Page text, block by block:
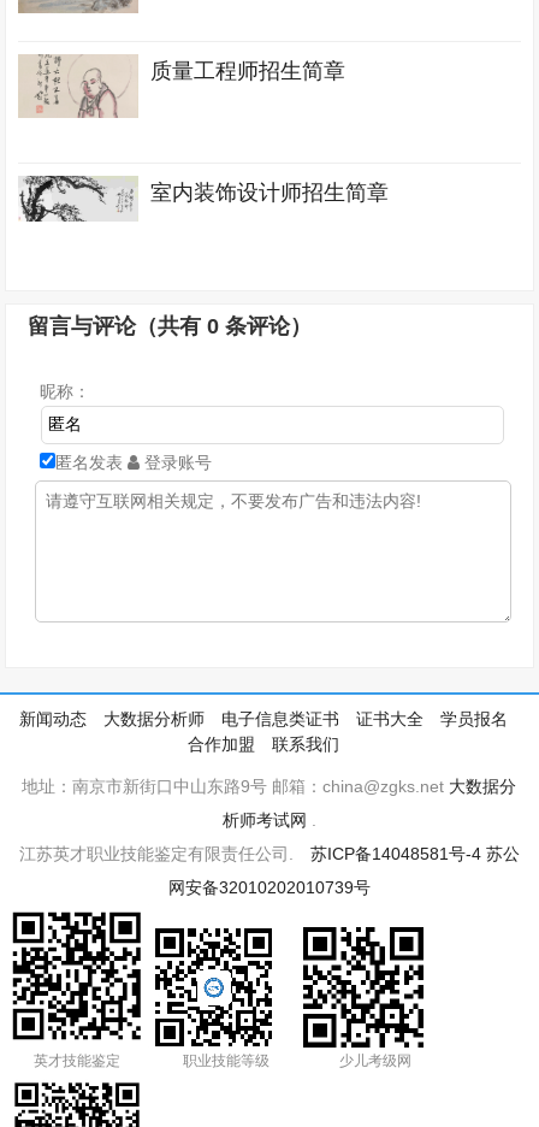
质量工程师招生简章
室内装饰设计师招生简章
留言与评论（共有0 条评论）
昵称：
匿名发表 登录账号
新闻动态 大数据分析师 电子信息类证书 证书大全
学员报名
合作加盟
联系我们
地址：南京市新街口中山东路9号 邮箱：china@zgks.net 大数据分
析师考试网
江苏英才职业技能鉴定有限责任公司. 苏ICP备14048581号-4 苏公
网安备32010202010739号
英才技能鉴定 职业技能等级 少儿考级网